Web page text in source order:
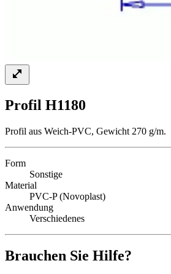
Profil H1180
Profil aus Weich-PVC, Gewicht 270 g/m.
Form
Sonstige
Material
PVC-P (Novoplast)
Anwendung
Verschiedenes
Brauchen Sie Hilfe?